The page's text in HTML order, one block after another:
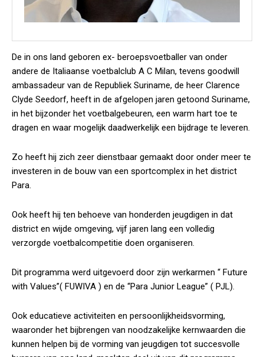
De in ons land geboren ex- beroepsvoetballer van onder
andere de Italiaanse voetbalclub A C Milan, tevens goodwill
ambassadeur van de Republiek Suriname, de heer Clarence
Clyde Seedorf, heeft in de afgelopen jaren getoond Suriname,
in het bijzonder het voetbalgebeuren, een warm hart toe te
dragen en waar mogelijk daadwerkelijk een bijdrage te leveren.
Zo heeft hij zich zeer dienstbaar gemaakt door onder meer te
investeren in de bouw van een sportcomplex in het district
Para.
Ook heeft hij ten behoeve van honderden jeugdigen in dat
district en wijde omgeving, vijf jaren lang een volledig
verzorgde voetbalcompetitie doen organiseren.
Dit programma werd uitgevoerd door zijn werkarmen “ Future
with Values”( FUWIVA ) en de “Para Junior League” ( PJL).
Ook educatieve activiteiten en persoonlijkheidsvorming,
waaronder het bijbrengen van noodzakelijke kernwaarden die
kunnen helpen bij de vorming van jeugdigen tot succesvolle